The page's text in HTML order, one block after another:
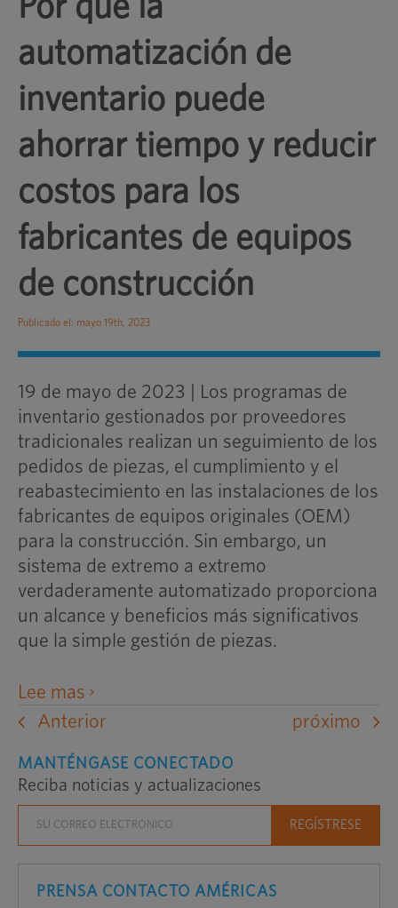
Por qué la
automatización de
inventario puede
ahorrar tiempo y reducir
costos para los
fabricantes de equipos
de construcción
Publicado el: mayo 19th, 2023
19 de mayo de 2023 | Los programas de
inventario gestionados por proveedores
tradicionales realizan un seguimiento de los
pedidos de piezas, el cumplimiento y el
reabastecimiento en las instalaciones de los
fabricantes de equipos originales (OEM)
para la construcción. Sin embargo, un
sistema de extremo a extremo
verdaderamente automatizado proporciona
un alcance y beneficios más significativos
que la simple gestión de piezas.
Lee masabre
un
web
externo
en
una
ventana
Anterior próximo
MANTÉNGASE CONECTADO
Reciba noticias y actualizaciones
PRENSA CONTACTO AMÉRICAS